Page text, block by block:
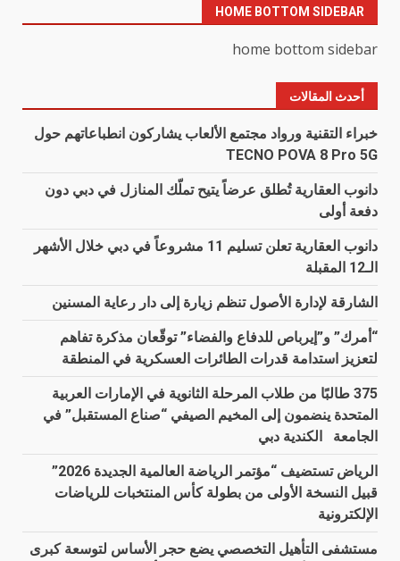
HOME BOTTOM SIDEBAR
home bottom sidebar
أحدث المقالات
خبراء التقنية ورواد مجتمع الألعاب يشاركون انطباعاتهم حول
TECNO POVA 8 Pro 5G
دانوب العقارية تُطلق عرضاً يتيح تملّك المنازل في دبي دون
دفعة أولى
دانوب العقارية تعلن تسليم 11 مشروعاً في دبي خلال الأشهر
الـ12 المقبلة
الشارقة لإدارة الأصول تنظم زيارة إلى دار رعاية المسنين
“أمرك” و”إيرباص للدفاع والفضاء” توقّعان مذكرة تفاهم
لتعزيز استدامة قدرات الطائرات العسكرية في المنطقة
375 طالبًا من طلاب المرحلة الثانوية في الإمارات العربية
المتحدة ينضمون إلى المخيم الصيفي “صناع المستقبل” في
الجامعة الكندية دبي
الرياض تستضيف “مؤتمر الرياضة العالمية الجديدة 2026”
قبيل النسخة الأولى من بطولة كأس المنتخبات للرياضات
الإلكترونية
مستشفى التأهيل التخصصي يضع حجر الأساس لتوسعة كبرى